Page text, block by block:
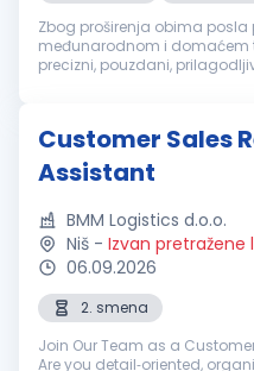
Zbog proširenja obima
međunarodnom i domaćem
precizni, pouzdani,
Customer Sales
Assistant
BMM Logistics d.o.o.
Niš - Izvan pretražene
06.09.2026
2. smena
Join Our Team as a
Are you detail‑oriented,